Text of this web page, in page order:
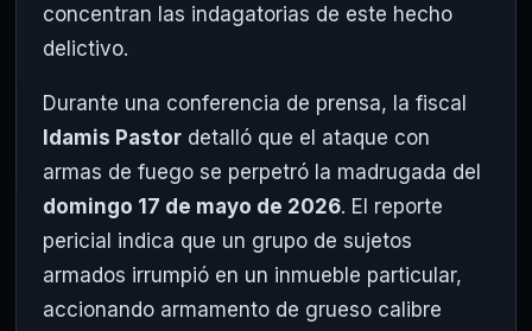
concentran las indagatorias de este hecho
delictivo.
Durante una conferencia de prensa, la fiscal
Idamis Pastor detalló que el ataque con
armas de fuego se perpetró la madrugada del
domingo 17 de mayo de 2026. El reporte
pericial indica que un grupo de sujetos
armados irrumpió en un inmueble particular,
accionando armamento de grueso calibre